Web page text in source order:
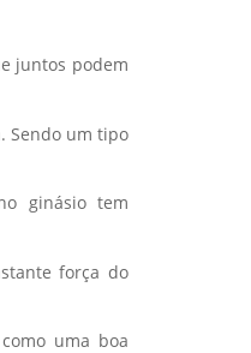
juntos podem
Sendo um tipo
ginásio tem
força do
uma boa